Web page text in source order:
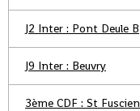
J2 Inter : Pont Deule B
J9 Inter : Beuvry
3ème CDF : St Fuscien